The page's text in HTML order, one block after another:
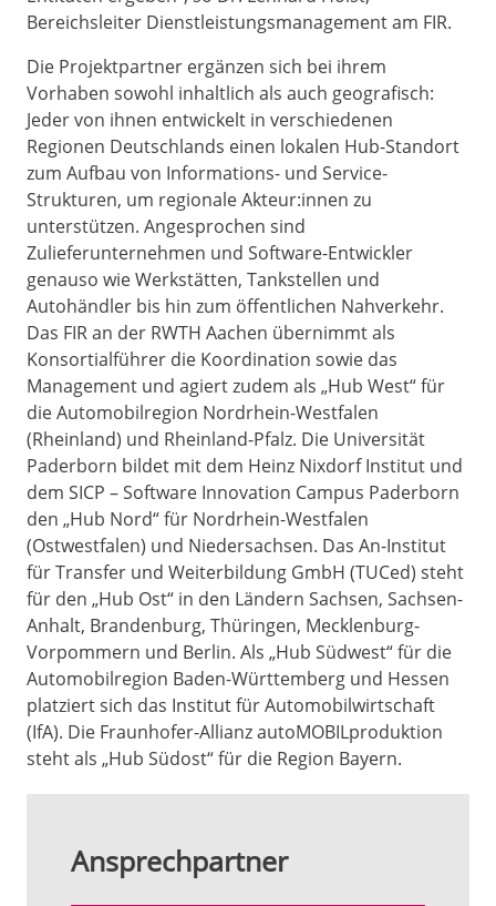
Bereichsleiter Dienstleistungsmanagement am FIR.
Die Projektpartner ergänzen sich bei ihrem
Vorhaben sowohl inhaltlich als auch geografisch:
Jeder von ihnen entwickelt in verschiedenen
Regionen Deutschlands einen lokalen Hub-Standort
zum Aufbau von Informations- und Service-
Strukturen, um regionale Akteur:innen zu
unterstützen. Angesprochen sind
Zulieferunternehmen und Software-Entwickler
genauso wie Werkstätten, Tankstellen und
Autohändler bis hin zum öffentlichen Nahverkehr.
Das FIR an der RWTH Aachen übernimmt als
Konsortialführer die Koordination sowie das
Management und agiert zudem als „Hub West“ für
die Automobilregion Nordrhein-Westfalen
(Rheinland) und Rheinland-Pfalz. Die Universität
Paderborn bildet mit dem Heinz Nixdorf Institut und
dem SICP – Software Innovation Campus Paderborn
den „Hub Nord“ für Nordrhein-Westfalen
(Ostwestfalen) und Niedersachsen. Das An-Institut
für Transfer und Weiterbildung GmbH (TUCed) steht
für den „Hub Ost“ in den Ländern Sachsen, Sachsen-
Anhalt, Brandenburg, Thüringen, Mecklenburg-
Vorpommern und Berlin. Als „Hub Südwest“ für die
Automobilregion Baden-Württemberg und Hessen
platziert sich das Institut für Automobilwirtschaft
(IfA). Die Fraunhofer-Allianz autoMOBILproduktion
steht als „Hub Südost“ für die Region Bayern.
Ansprechpartner